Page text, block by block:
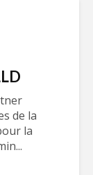
de la
la